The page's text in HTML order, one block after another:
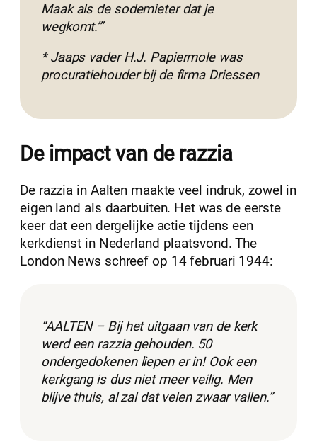
Maak als de sodemieter dat je
wegkomt.’”
* Jaaps vader H.J. Papiermole was
procuratiehouder bij de firma Driessen
De impact van de razzia
De razzia in Aalten maakte veel indruk, zowel in
eigen land als daarbuiten. Het was de eerste
keer dat een dergelijke actie tijdens een
kerkdienst in Nederland plaatsvond. The
London News schreef op 14 februari 1944:
“AALTEN – Bij het uitgaan van de kerk
werd een razzia gehouden. 50
ondergedokenen liepen er in! Ook een
kerkgang is dus niet meer veilig. Men
blijve thuis, al zal dat velen zwaar vallen.”